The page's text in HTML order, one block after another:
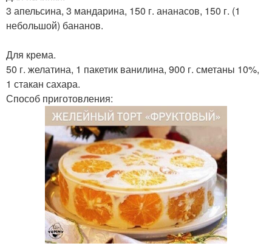
3 апельсина, 3 мандарина, 150 г. ананасов, 150 г. (1
небольшой) бананов.
Для крема.
50 г. желатина, 1 пакетик ванилина, 900 г. сметаны 10%,
1 стакан сахара.
Способ приготовления: